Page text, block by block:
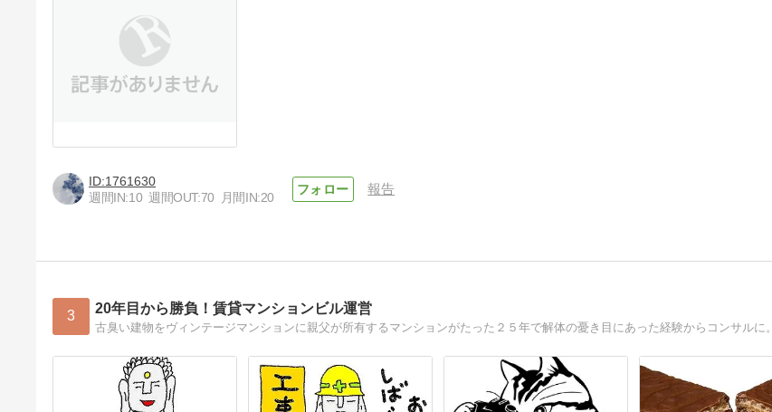
1761630
週間IN:10 週間OUT:70 月間IN:20
報告
3 20年目から勝負！賃貸マンションビル運営
古臭い建物をヴィンテージマンションに親父が所有するマンションがたった２５年で解体の憂き目にあった経験からコンサルに。